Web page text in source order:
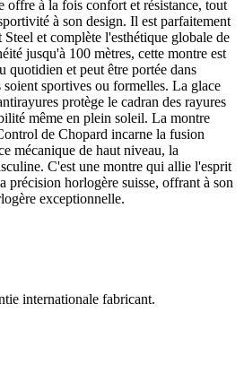
offre à la fois confort et résistance, tout
à son design. Il est parfaitement
et complète l'esthétique globale de
jusqu'à 100 mètres, cette montre est
quotidien et peut être portée dans
sportives ou formelles. La glace
protège le cadran des rayures
même en plein soleil. La montre
de Chopard incarne la fusion
mécanique de haut niveau, la
C'est une montre qui allie l'esprit
précision horlogère suisse, offrant à son
exceptionnelle.
internationale fabricant.